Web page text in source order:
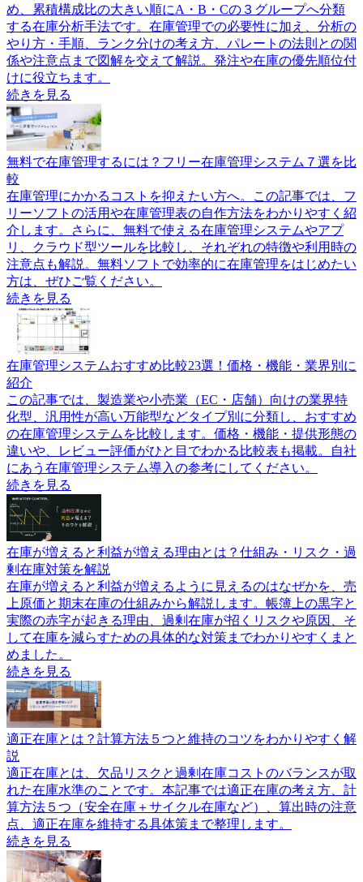
め、累積構成比の大きい順にA・B・Cの３グループへ分類
する在庫分析手法です。在庫管理での必要性に加え、分析の
やり方・手順、ランク分けの考え方、パレートの法則との関
係や注意点まで図解を交えて解説。発注や在庫の優先順位付
けに役立ちます。
続きを見る
無料で在庫管理するには？フリー在庫管理システム７選を比
較
在庫管理にかかるコストを抑えたい方へ。この記事では、フ
リーソフトの活用や在庫管理表の自作方法をわかりやすく紹
介します。さらに、無料で使える在庫管理システムやアプ
リ、クラウド型ツールを比較し、それぞれの特徴や利用時の
注意点も解説。無料ソフトで効率的に在庫管理をはじめたい
方は、ぜひご覧ください。
続きを見る
在庫管理システムおすすめ比較23選！価格・機能・業界別に
紹介
この記事では、製造業や小売業（EC・店舗）向けの業界特
化型、汎用性が高い万能型などタイプ別に分類し、おすすめ
の在庫管理システムを比較します。価格・機能・提供形態の
違いや、レビュー評価がひと目でわかる比較表も掲載。自社
にあう在庫管理システム導入の参考にしてください。
続きを見る
在庫が増えると利益が増える理由とは？仕組み・リスク・過
剰在庫対策を解説
在庫が増えると利益が増えるように見えるのはなぜかを、売
上原価と期末在庫の仕組みから解説します。帳簿上の黒字と
実際の赤字が起きる理由、過剰在庫が招くリスクや原因、そ
して在庫を減らすための具体的な対策までわかりやすくまと
めました。
続きを見る
適正在庫とは？計算方法５つと維持のコツをわかりやすく解
説
適正在庫とは、欠品リスクと過剰在庫コストのバランスが取
れた在庫水準のことです。本記事では適正在庫の考え方、計
算方法５つ（安全在庫＋サイクル在庫など）、算出時の注意
点、適正在庫を維持する具体策まで整理します。
続きを見る